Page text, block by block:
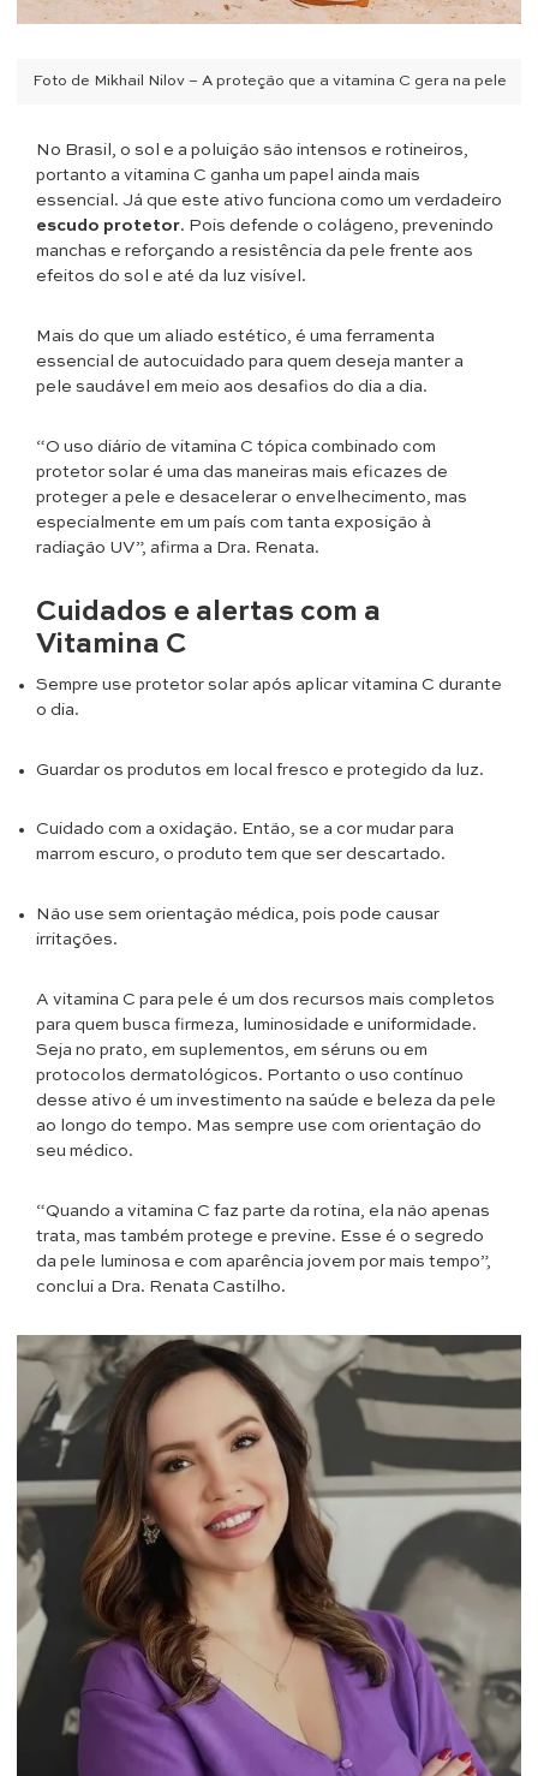
Foto de Mikhail Nilov – A proteção que a vitamina C gera na pele
No Brasil, o sol e a poluição são intensos e rotineiros,
portanto a vitamina C ganha um papel ainda mais
essencial. Já que este ativo funciona como um verdadeiro
escudo protetor. Pois defende o colágeno, prevenindo
manchas e reforçando a resistência da pele frente aos
efeitos do sol e até da luz visível.
Mais do que um aliado estético, é uma ferramenta
essencial de autocuidado para quem deseja manter a
pele saudável em meio aos desafios do dia a dia.
“O uso diário de vitamina C tópica combinado com
protetor solar é uma das maneiras mais eficazes de
proteger a pele e desacelerar o envelhecimento, mas
especialmente em um país com tanta exposição à
radiação UV”, afirma a Dra. Renata.
Cuidados e alertas com a
Vitamina C
Sempre use protetor solar após aplicar vitamina C durante
o dia.
Guardar os produtos em local fresco e protegido da luz.
Cuidado com a oxidação. Então, se a cor mudar para
marrom escuro, o produto tem que ser descartado.
Não use sem orientação médica, pois pode causar
irritações.
A vitamina C para pele é um dos recursos mais completos
para quem busca firmeza, luminosidade e uniformidade.
Seja no prato, em suplementos, em séruns ou em
protocolos dermatológicos. Portanto o uso contínuo
desse ativo é um investimento na saúde e beleza da pele
ao longo do tempo. Mas sempre use com orientação do
seu médico.
“Quando a vitamina C faz parte da rotina, ela não apenas
trata, mas também protege e previne. Esse é o segredo
da pele luminosa e com aparência jovem por mais tempo”,
conclui a Dra. Renata Castilho.